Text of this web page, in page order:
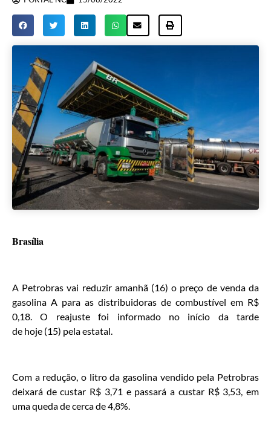
Brasília
A Petrobras vai reduzir amanhã (16) o preço de venda da
gasolina A para as distribuidoras de combustível em R$
0,18. O reajuste foi informado no início da tarde
de hoje (15) pela estatal.
Com a redução, o litro da gasolina vendido pela Petrobras
deixará de custar R$ 3,71 e passará a custar R$ 3,53, em
uma queda de cerca de 4,8%.